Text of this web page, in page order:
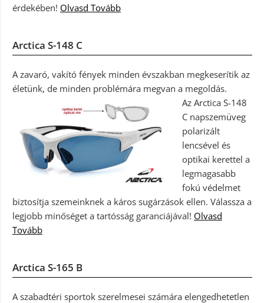
érdekében! Olvasd Tovább
Arctica S-148 C
A zavaró, vakító fények minden évszakban megkeserítik az
életünk, de minden problémára megvan a megoldás.
Az Arctica S-148
C napszemüveg
polarizált
lencsével és
optikai kerettel a
legmagasabb
fokú védelmet
biztosítja szemeinknek a káros sugárzások ellen. Válassza a
legjobb minőséget a tartósság garanciájával! Olvasd
Tovább
Arctica S-165 B
A szabadtéri sportok szerelmesei számára elengedhetetlen